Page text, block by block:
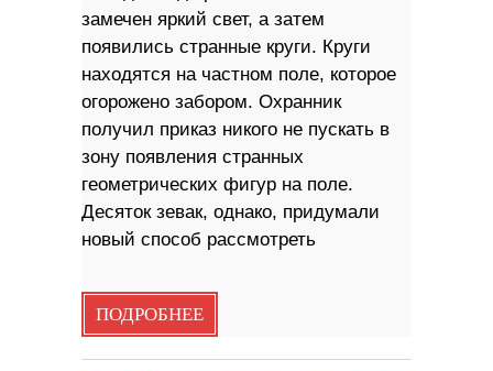
замечен яркий свет, а затем
появились странные круги. Круги
находятся на частном поле, которое
огорожено забором. Охранник
получил приказ никого не пускать в
зону появления странных
геометрических фигур на поле.
Десяток зевак, однако, придумали
новый способ рассмотреть
ПОДРОБНЕЕ